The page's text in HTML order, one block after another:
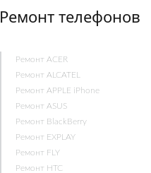
Ремонт телефонов
Ремонт ACER
Ремонт ALCATEL
Ремонт APPLE iPhone
Ремонт ASUS
Ремонт BlackBerry
Ремонт EXPLAY
Ремонт FLY
Ремонт HTC